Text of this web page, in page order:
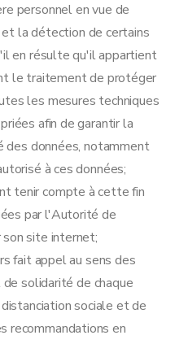
personnel en vue de
la détection de certains
en résulte qu'il appartient
le traitement de protéger
les mesures techniques
afin de garantir la
données, notamment
à ces données;
tenir compte à cette fin
par l'Autorité de
site internet;
fait appel au sens des
solidarité de chaque
sociale et de
recommandations en